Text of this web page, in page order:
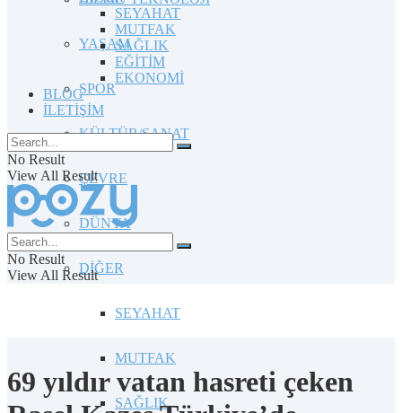
YAŞAM
SPOR
KÜLTÜR/SANAT
ÇEVRE
DÜNYA
DİĞER
SEYAHAT
MUTFAK
SAĞLIK
SEYAHAT
MUTFAK
SAĞLIK
EĞİTİM
EKONOMİ
BLOG
İLETİŞİM
No Result
View All Result
No Result
View All Result
69 yıldır vatan hasreti çeken